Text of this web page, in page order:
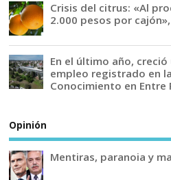
Crisis del citrus: «Al
2.000 pesos por
En el último año,
empleo registrado en
Conocimiento en Entre
Opinión
Mentiras, paranoia y